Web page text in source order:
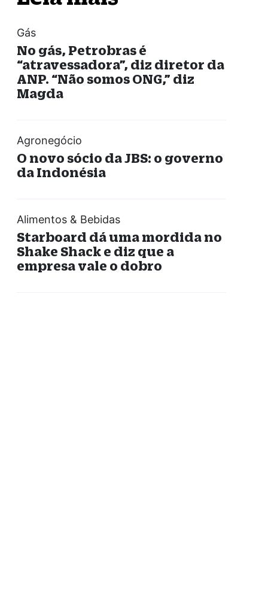
Gás
No gás, Petrobras é
“atravessadora”, diz diretor da
ANP. “Não somos ONG,” diz
Magda
Agronegócio
O novo sócio da JBS: o governo
da Indonésia
Alimentos & Bebidas
Starboard dá uma mordida no
Shake Shack e diz que a
empresa vale o dobro